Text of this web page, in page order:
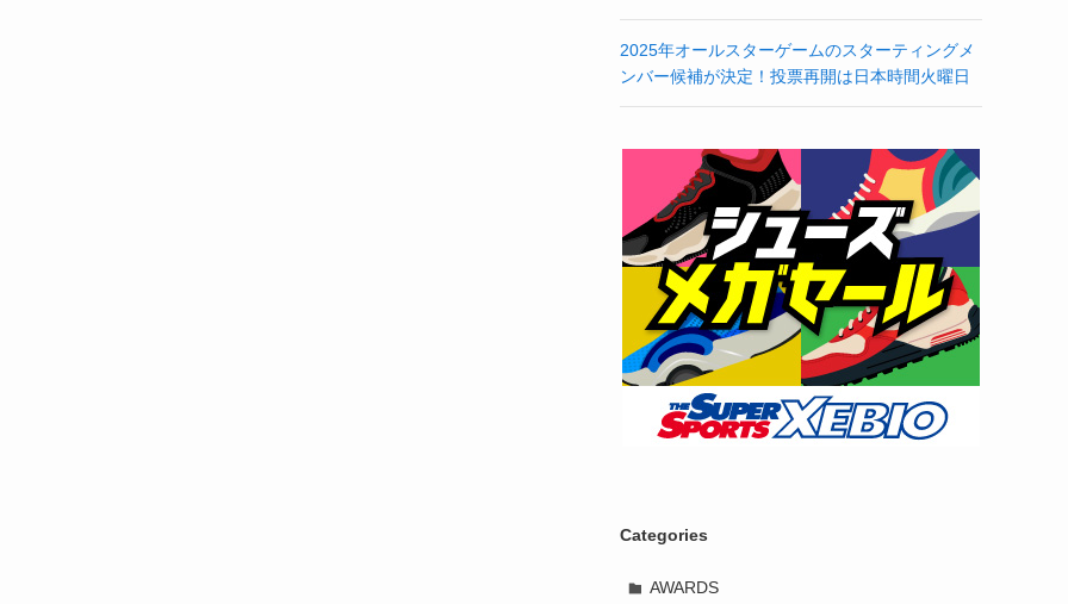
2025年オールスターゲームのスターティングメ
ンバー候補が決定！投票再開は日本時間火曜日
Categories
AWARDS